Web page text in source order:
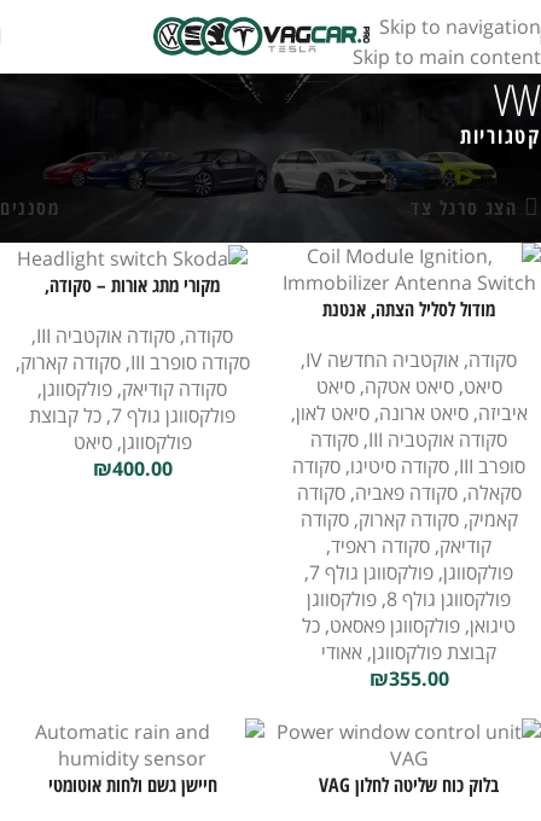
Skip to navigation
Skip to main content
VW
קטגוריות
עמוד הבית חנות מוצרים המתויגים “VW”
מציג 1–18 מתוך 27 תוצאות
הצג סרגל צד
מסננים
מודול לסליל הצתה, אנטנת
סקודה, אוקטביה החדשה IV
,
סיאט, סיאט אטקה, סיאט
איביזה, סיאט ארונה, סיאט לאון,
סקודה אוקטביה III
, סקודה
סופרב III
, סקודה סיטיגו, סקודה
סקאלה, סקודה פאביה, סקודה
קאמיק, סקודה קארוק, סקודה
קודיאק, סקודה ראפיד,
פולקסווגן, פולקסווגן גולף 7
,
פולקסווגן גולף 8
, פולקסווגן
טיגואן, פולקסווגן פאסאט, כל
קבוצת פולקסווגן, אאודי
₪355.00
מקורי מתג אורות – סקודה,
סקודה, סקודה אוקטביה III
,
סקודה סופרב III
, סקודה קארוק,
סקודה קודיאק, פולקסווגן,
פולקסווגן גולף 7
, כל קבוצת
פולקסווגן, סיאט
₪400.00
בלוק כוח שליטה לחלון VAG
חיישן גשם ולחות אוטומטי